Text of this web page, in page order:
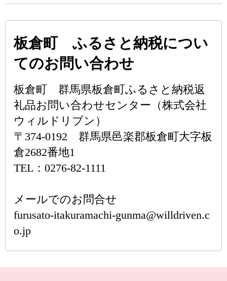
板倉町 ふるさと納税につい
てのお問い合わせ
板倉町 群馬県板倉町ふるさと納税返
礼品お問い合わせセンター（株式会社
ウィルドリブン）
〒374-0192 群馬県邑楽郡板倉町大字板
倉2682番地1
TEL：0276-82-1111
メールでのお問合せ
furusato-itakuramachi-gunma@willdriven.c
o.jp